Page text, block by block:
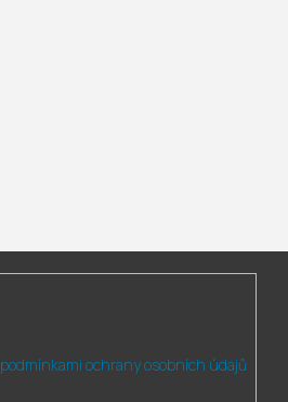
podmínkami ochrany osobních údajů